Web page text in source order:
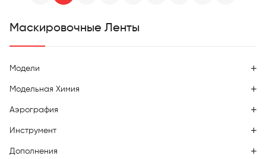
Маскировочные Ленты
Модели
Модельная Химия
Аэрография
Инструмент
Дополнения